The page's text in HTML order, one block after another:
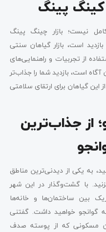
کینگ پینگ
نیست؛ بازار چینگ پینگ
است، بازار گیاهان سنتی
از تجربیات و راهنمایی‌های
است، بازدید شما را جذاب‌تر
این گیاهان برای ارتقای سلامتی
از جذاب‌ترین
به یکی از دیدنی‌ترین مناطق
با گشت‌وگذار در این شهر
بین ساختمان‌ها و خانه‌ها
گوانجو خواهید داشت. گفتنی
مسکونی که از پوسته صدف